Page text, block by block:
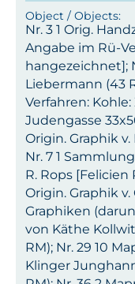
Nr. 3 1 Orig.
Angabe im Rü-
hangezeichnet];
Liebermann (43
Verfahren:
Judengasse
Origin. Graphik
Nr. 7 1
R. Rops [Felicien
Origin. Graphik v.
Graphiken
von Käthe
RM); Nr. 29 10
Klinger